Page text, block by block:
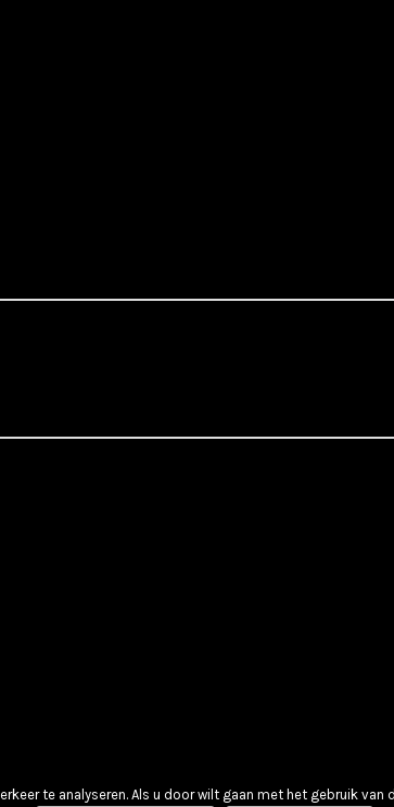
te analyseren. Als u door wilt gaan met het gebruik